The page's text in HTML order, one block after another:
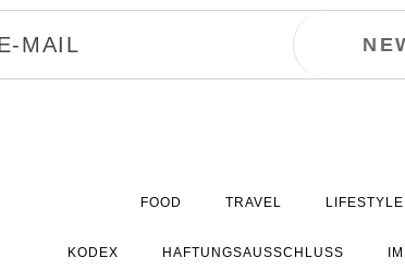
FOOD TRAVEL LIFESTYLE
KODEX HAFTUNGSAUSSCHLUSS